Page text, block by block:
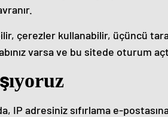
çerezler kullanabilir, üçüncü
varsa ve bu sitede oturum
IP adresiniz sıfırlama e-